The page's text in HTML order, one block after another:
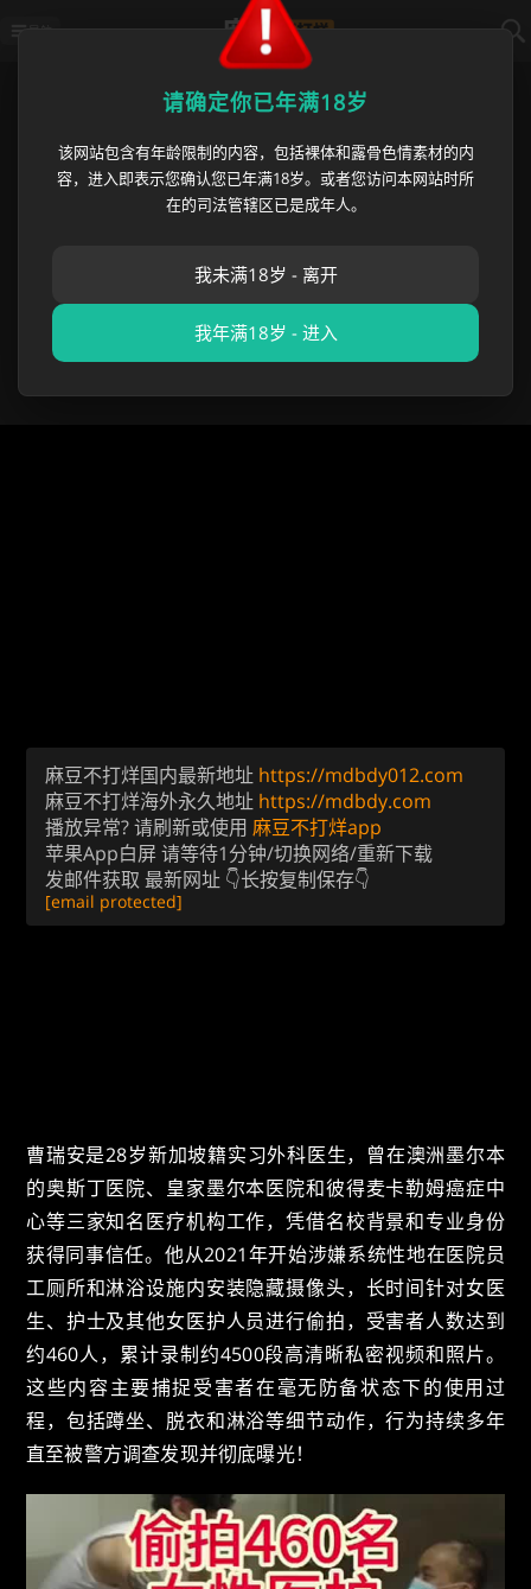
新加坡医生 曹瑞安
新加坡医生 曹瑞安 澳洲医院偷拍
案曝光 五年内对460名女医护人员
麻豆不打烊国内最新地址 https://mdbdy012.com
麻豆不打烊海外永久地址 https://mdbdy.com
播放异常? 请刷新或使用 麻豆不打烊app
苹果App白屏 请等待1分钟/切换网络/重新下载
发邮件获取 最新网址 👇长按复制保存👇
[email protected]
曹瑞安是28岁新加坡籍实习外科医生，曾在澳洲墨尔本
的奥斯丁医院、皇家墨尔本医院和彼得麦卡勒姆癌症中
心等三家知名医疗机构工作，凭借名校背景和专业身份
获得同事信任。他从2021年开始涉嫌系统性地在医院员
工厕所和淋浴设施内安装隐藏摄像头，长时间针对女医
生、护士及其他女医护人员进行偷拍，受害者人数达到
约460人，累计录制约4500段高清晰私密视频和照片。
这些内容主要捕捉受害者在毫无防备状态下的使用过
程，包括蹲坐、脱衣和淋浴等细节动作，行为持续多年
直至被警方调查发现并彻底曝光！
请确定你已年满18岁
该网站包含有年龄限制的内容，包括裸体和露骨色情素材的内
容，进入即表示您确认您已年满18岁。或者您访问本网站时所
在的司法管辖区已是成年人。
我未满18岁 - 离开
我年满18岁 - 进入